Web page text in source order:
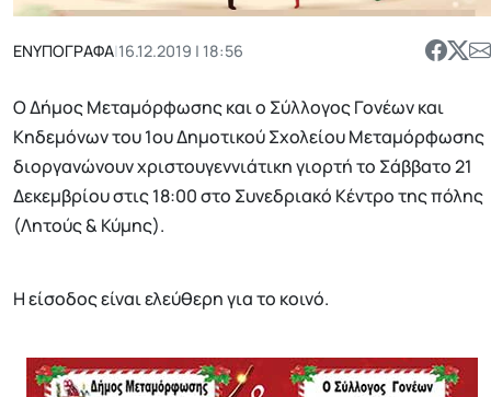
ΕΝΥΠΟΓΡΑΦΑ|16.12.2019 | 18:56
Ο Δήμος Μεταμόρφωσης και ο Σύλλογος Γονέων και
Κηδεμόνων του 1ου Δημοτικού Σχολείου Μεταμόρφωσης
διοργανώνουν χριστουγεννιάτικη γιορτή το Σάββατο 21
Δεκεμβρίου στις 18:00 στο Συνεδριακό Κέντρο της πόλης
(Λητούς & Κύμης).
Η είσοδος είναι ελεύθερη για το κοινό.